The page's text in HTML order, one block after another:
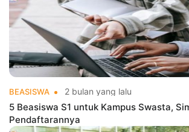
BEASISWA 2 bulan yang lalu
5 Beasiswa S1 untuk Kampus Swasta,
Pendaftarannya